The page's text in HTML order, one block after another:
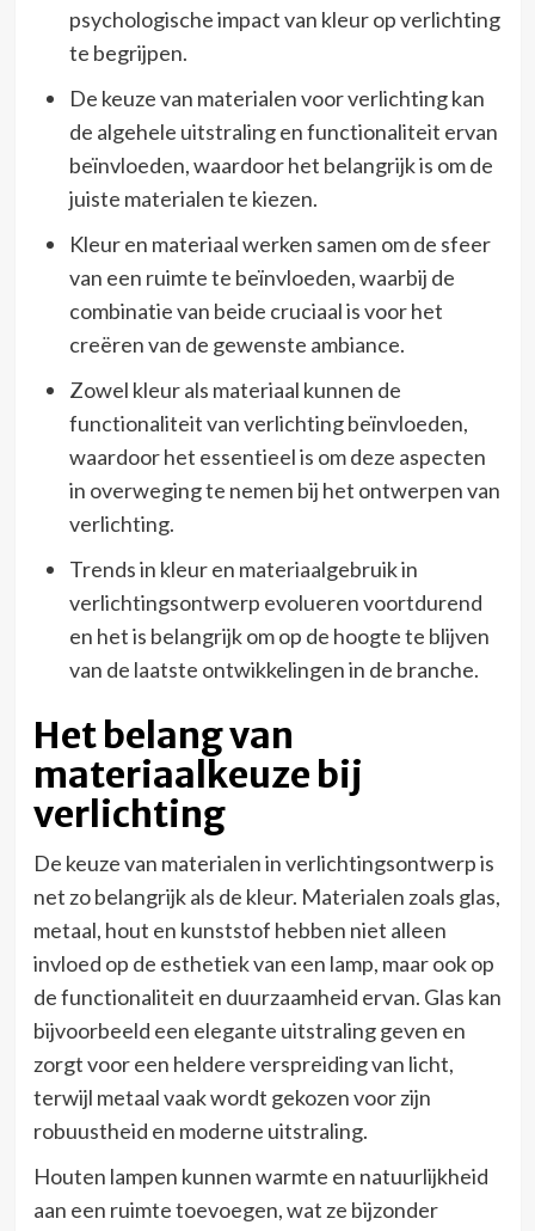
psychologische impact van kleur op verlichting
te begrijpen.
De keuze van materialen voor verlichting kan
de algehele uitstraling en functionaliteit ervan
beïnvloeden, waardoor het belangrijk is om de
juiste materialen te kiezen.
Kleur en materiaal werken samen om de sfeer
van een ruimte te beïnvloeden, waarbij de
combinatie van beide cruciaal is voor het
creëren van de gewenste ambiance.
Zowel kleur als materiaal kunnen de
functionaliteit van verlichting beïnvloeden,
waardoor het essentieel is om deze aspecten
in overweging te nemen bij het ontwerpen van
verlichting.
Trends in kleur en materiaalgebruik in
verlichtingsontwerp evolueren voortdurend
en het is belangrijk om op de hoogte te blijven
van de laatste ontwikkelingen in de branche.
Het belang van
materiaalkeuze bij
verlichting
De keuze van materialen in verlichtingsontwerp is
net zo belangrijk als de kleur. Materialen zoals glas,
metaal, hout en kunststof hebben niet alleen
invloed op de esthetiek van een lamp, maar ook op
de functionaliteit en duurzaamheid ervan. Glas kan
bijvoorbeeld een elegante uitstraling geven en
zorgt voor een heldere verspreiding van licht,
terwijl metaal vaak wordt gekozen voor zijn
robuustheid en moderne uitstraling.
Houten lampen kunnen warmte en natuurlijkheid
aan een ruimte toevoegen, wat ze bijzonder